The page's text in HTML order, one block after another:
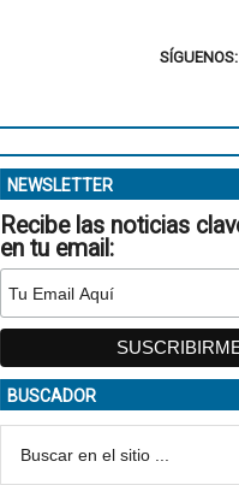
SÍGUENOS:
NEWSLETTER
Recibe las noticias
en tu email:
BUSCADOR